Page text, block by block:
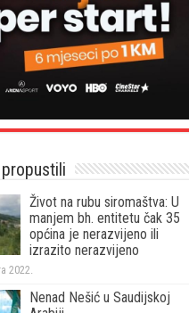
Život na rubu siromaštva: U
manjem bh. entitetu čak 35
općina je nerazvijeno ili
izrazito nerazvijeno
2022.
Nenad Nešić u Saudijskoj